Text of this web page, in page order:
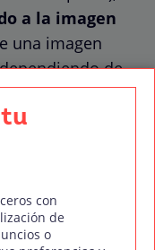
a la imagen
una imagen
de
a
sonoros, los
que
tu
con
de
o